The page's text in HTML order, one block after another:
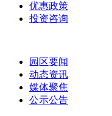
优惠政策
投资咨询
园区要闻
动态资讯
媒体聚焦
公示公告